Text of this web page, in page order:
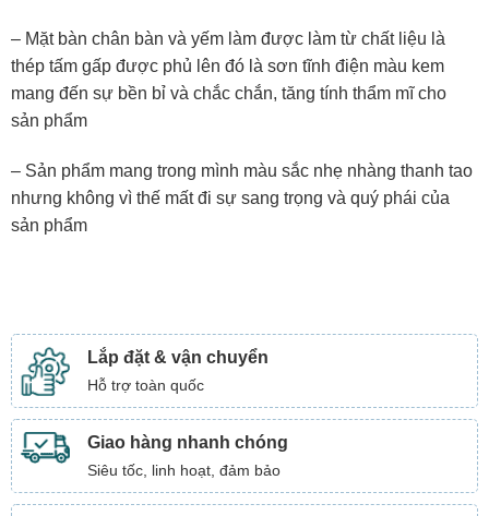
– Mặt bàn chân bàn và yếm làm được làm từ chất liệu là
thép tấm gấp được phủ lên đó là sơn tĩnh điện màu kem
mang đến sự bền bỉ và chắc chắn, tăng tính thẩm mĩ cho
sản phẩm
– Sản phẩm mang trong mình màu sắc nhẹ nhàng thanh tao
nhưng không vì thế mất đi sự sang trọng và quý phái của
sản phẩm
Lắp đặt & vận chuyển
Hỗ trợ toàn quốc
Giao hàng nhanh chóng
Siêu tốc, linh hoạt, đảm bảo